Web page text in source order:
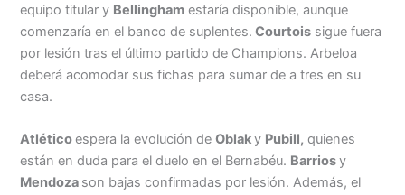
equipo titular y Bellingham estaría disponible, aunque
comenzaría en el banco de suplentes. Courtois sigue fuera
por lesión tras el último partido de Champions. Arbeloa
deberá acomodar sus fichas para sumar de a tres en su
casa.
Atléticoespera la evolución deOblaky Pubill, quienes
están en duda para el duelo en el Bernabéu. Barriosy
Mendoza son bajas confirmadas por lesión. Además, el